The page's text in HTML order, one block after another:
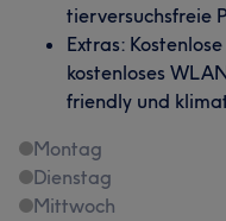
tierversuchsfreie
Extras:
kostenloses
friendly und
Montag
Dienstag
Mittwoch